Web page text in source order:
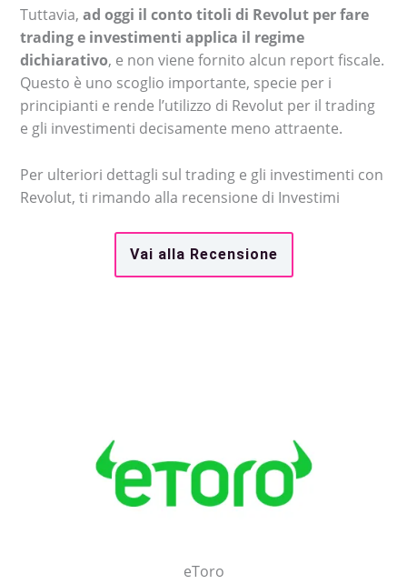
Tuttavia,ad oggi il conto titoli di Revolut per fare
trading e investimenti applica il regime
dichiarativo, e non viene fornito alcun report fiscale.
Questo è uno scoglio importante, specie per i
principianti e rende l’utilizzo di Revolut per il trading
e gli investimenti decisamente meno attraente.
Per ulteriori dettagli sul trading e gli investimenti con
Revolut, ti rimando alla recensione di Investimi
Vai alla Recensione
eToro